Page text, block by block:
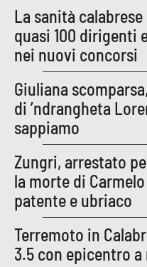
LaC TV
LaC Network
LaC OnAir
EDIZIONI
LOCALI
Catanzaro
Crotone
Vibo Valentia
La sanità
quasi 100 dirigenti
nei nuovi concorsi
Giuliana
di ’ndrangheta
sappiamo
Zungri, arrestato
la morte di
patente e ubriaco
Terremoto in
3.5 con epicentro